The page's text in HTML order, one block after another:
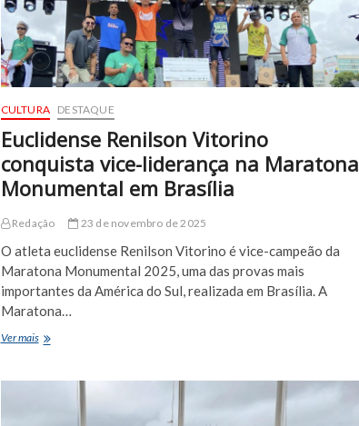
CULTURA DESTAQUE
Euclidense Renilson Vitorino
conquista vice-liderança na Maratona
Monumental em Brasília
Redação 23 de novembro de 2025
O atleta euclidense Renilson Vitorino é vice-campeão da
Maratona Monumental 2025, uma das provas mais
importantes da América do Sul, realizada em Brasília. A
Maratona…
Ver maisEuclidense
conquista